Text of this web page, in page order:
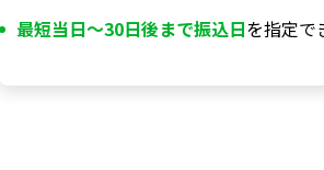
最短当日〜30日後まで振込日を指定で